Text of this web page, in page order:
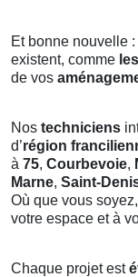
Et bonne nouvelle
existent, comme
de vos
Nos techniciens
d’région
à 75, Courbevoie,
Marne, Saint-
Où que vous
votre espace et à
Chaque projet est